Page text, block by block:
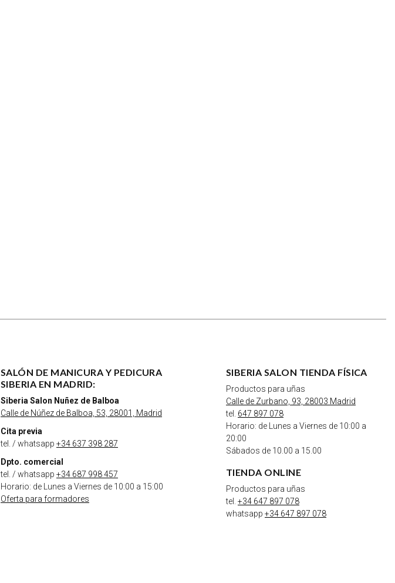
SALÓN DE MANICURA Y PEDICURA
SIBERIA EN MADRID:
Siberia Salon Nuñez de Balboa
Calle de Núñez de Balboa, 53, 28001, Madrid
Cita previa
tel. / whatsapp +34 637 398 287
Dpto. comercial
tel. / whatsapp +34 687 998 457
Horario: de Lunes a Viernes de 10:00 a 15:00
Oferta para formadores
SIBERIA SALON TIENDA FÍSICA
Productos para uñas
Calle de Zurbano, 93, 28003 Madrid
tel. 647 897 078
Horario: de Lunes a Viernes de 10:00 a
20:00
Sábados de 10.00 a 15.00
TIENDA ONLINE
Productos para uñas
tel. +34 647 897 078
whatsapp +34 647 897 078